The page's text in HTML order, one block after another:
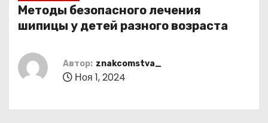
Методы безопасного лечения
шипицы у детей разного возраста
Автор: znakcomstva_
Ноя 1, 2024